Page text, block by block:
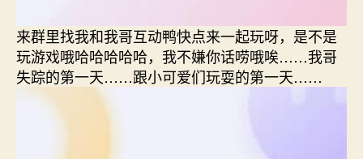
来群里找我和我哥互动鸭快点来一起玩呀，是不是
玩游戏哦哈哈哈哈哈，我不嫌你话唠哦唉……我哥
失踪的第一天……跟小可爱们玩耍的第一天……